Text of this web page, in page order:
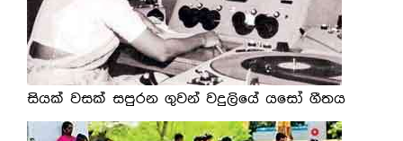
සියක් වසක් සපුරන ගුවන් වදුලියේ යසෝ ගීතය